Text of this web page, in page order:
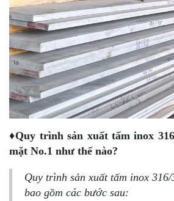
♦Quy trình sản xuất tấm inox
mặt No.1 như thế nào?
Quy trình sản xuất tấm inox
bao gồm các bước sau: